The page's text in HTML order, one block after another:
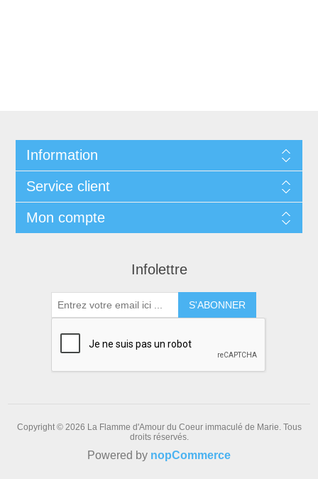
Information
Service client
Mon compte
Infolettre
S'ABONNER
Copyright © 2026 La Flamme d'Amour du Coeur immaculé de Marie. Tous
droits réservés.
Powered by nopCommerce